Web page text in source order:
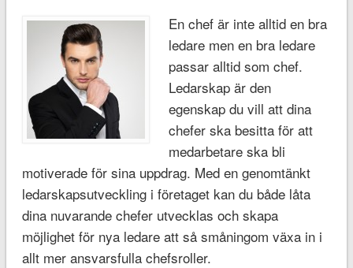
En chef är inte alltid en bra
ledare men en bra ledare
passar alltid som chef.
Ledarskap är den
egenskap du vill att dina
chefer ska besitta för att
medarbetare ska bli
motiverade för sina uppdrag. Med en genomtänkt
ledarskapsutveckling i företaget kan du både låta
dina nuvarande chefer utvecklas och skapa
möjlighet för nya ledare att så småningom växa in i
allt mer ansvarsfulla chefsroller.